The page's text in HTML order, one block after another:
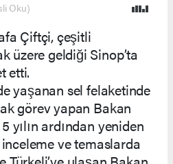
Oku)
Çiftçi, çeşitli
üzere geldiği Sinop’ta
etti.
yaşanan sel felaketinde
görev yapan Bakan
yılın ardından yeniden
ve temaslarda